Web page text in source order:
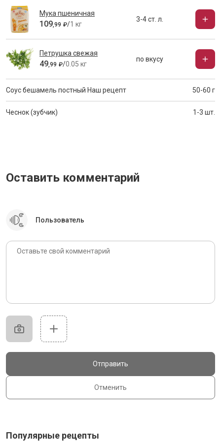
Мука пшеничная
109,99 ₽/1 кг
3-4 ст. л.
Петрушка свежая
49,99 ₽/0.05 кг
по вкусу
Соус бешамель постный Наш рецепт 50-60 г
Чеснок (зубчик) 1-3 шт.
Оставить комментарий
Пользователь
Отменить
Отправить
Популярные рецепты